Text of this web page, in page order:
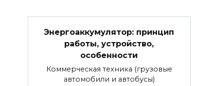
Энергоаккумулятор: принцип
работы, устройство,
особенности
Коммерческая техника (грузовые
автомобили и автобусы)